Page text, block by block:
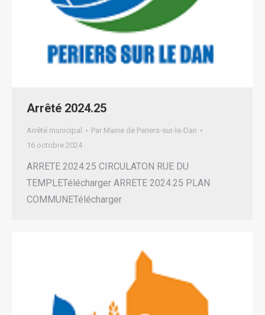
Arrêté 2024.25
Arrêté municipal Par Mairie de Periers-sur-le-Dan
16 octobre 2024
ARRETE 2024.25 CIRCULATON RUE DU
TEMPLETélécharger ARRETE 2024.25 PLAN
COMMUNETélécharger